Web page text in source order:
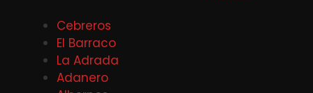
Cebreros
El Barraco
La Adrada
Adanero